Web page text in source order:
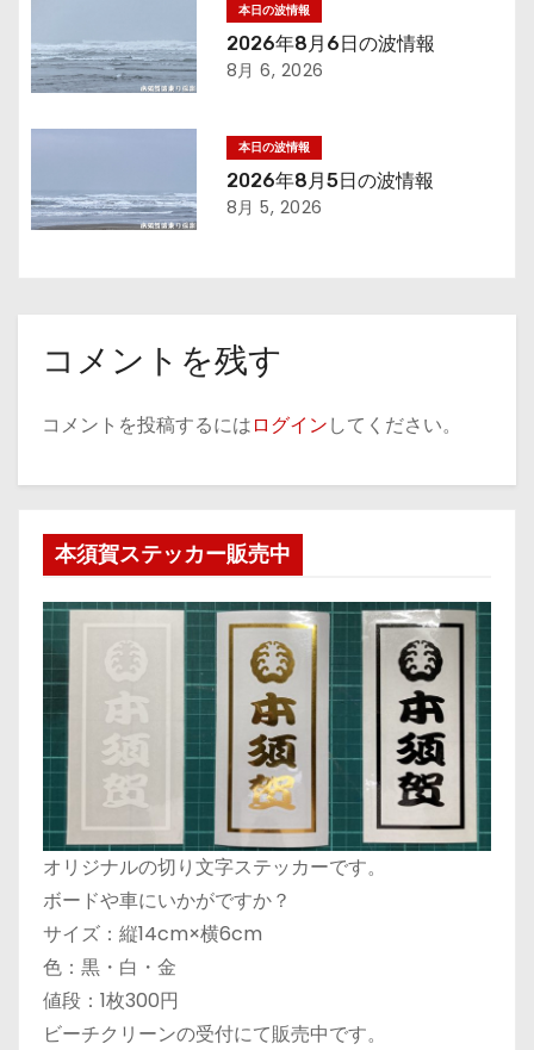
ョ
ン
本日の波情報
2026年8月6日の波情報
8月 6, 2026
本日の波情報
2026年8月5日の波情報
8月 5, 2026
コメントを残す
コメントを投稿するにはログインしてください。
本須賀ステッカー販売中
オリジナルの切り文字ステッカーです。
ボードや車にいかがですか？
サイズ：縦14cm×横6cm
色：黒・白・金
値段：1枚300円
ビーチクリーンの受付にて販売中です。